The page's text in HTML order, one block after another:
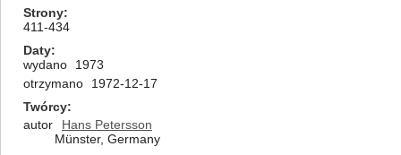
Strony
411-434
Daty
wydano
1973
otrzymano
1972-12-17
Twórcy
autor
Hans Petersson
Münster, Germany